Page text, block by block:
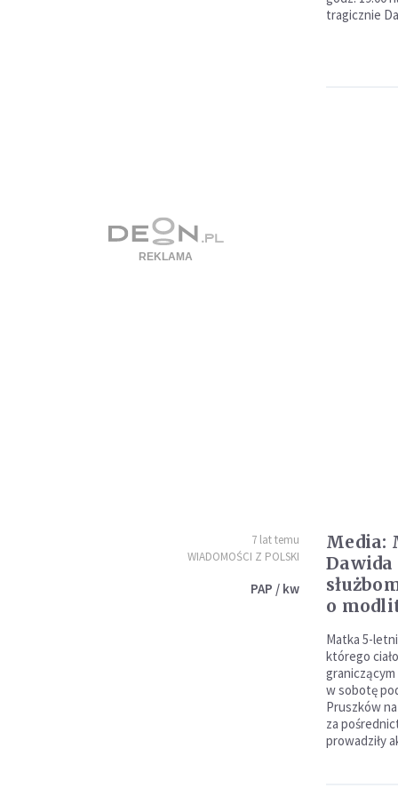
tragicznie
7 lat temu
WIADOMOŚCI Z POLSKI
PAP / kw
Media:
Dawida
o
Matka 5-
którego
w sobotę
Pruszków
za
prowadziły